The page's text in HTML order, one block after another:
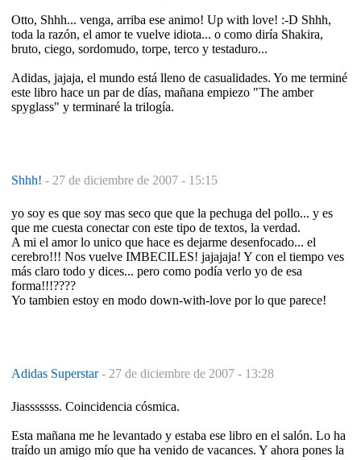
Otto, Shhh... venga, arriba ese animo! Up with love! :-D Shhh,
toda la razón, el amor te vuelve idiota... o como diría Shakira,
bruto, ciego, sordomudo, torpe, terco y testaduro...
Adidas, jajaja, el mundo está lleno de casualidades. Yo me terminé
este libro hace un par de días, mañana empiezo "The amber
spyglass" y terminaré la trilogía.
Shhh! - 27 de diciembre de 2007 - 15:15
yo soy es que soy mas seco que que la pechuga del pollo... y es
que me cuesta conectar con este tipo de textos, la verdad.
A mi el amor lo unico que hace es dejarme desenfocado... el
cerebro!!! Nos vuelve IMBECILES! jajajaja! Y con el tiempo ves
más claro todo y dices... pero como podía verlo yo de esa
forma!!!????
Yo tambien estoy en modo down-with-love por lo que parece!
Adidas Superstar- 27 de diciembre de 2007 - 13:28
Jiasssssss. Coincidencia cósmica.
Esta mañana me he levantado y estaba ese libro en el salón. Lo ha
traído un amigo mío que ha venido de vacances. Y ahora pones la